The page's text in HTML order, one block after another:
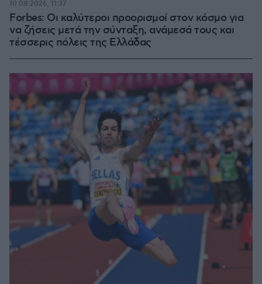
Forbes: Οι καλύτεροι προορισμοί στον κόσμο για
να ζήσεις μετά την σύνταξη, ανάμεσά τους και
τέσσερις πόλεις της Ελλάδας
10.08.2026, 11:37